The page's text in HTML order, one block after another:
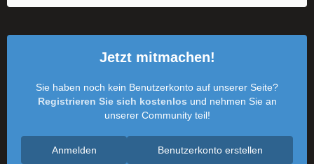
Jetzt mitmachen!
Sie haben noch kein Benutzerkonto auf unserer Seite?
Registrieren Sie sich kostenlos und nehmen Sie an
unserer Community teil!
Benutzerkonto erstellen
Anmelden